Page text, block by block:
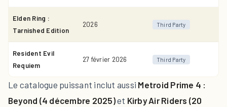
Elden Ring :
Tarnished Edition
2026 Third Party
Resident Evil
Requiem
27 février 2026 Third Party
Le catalogue puissant inclut aussi Metroid Prime 4 :
Beyond (4 décembre 2025)et Kirby Air Riders (20